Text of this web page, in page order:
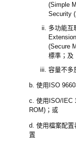
(Simple
Security
多功能互
(Secure
標準；及
容量不多
b. 使用ISO
c. 使用ISO/IEC
ROM)；或
d. 使用檔案配置
置